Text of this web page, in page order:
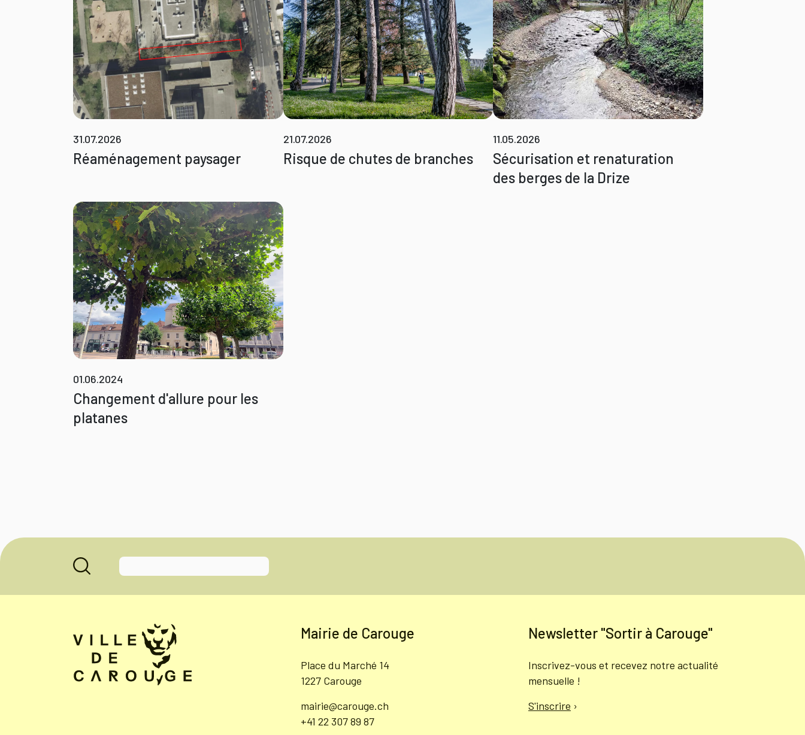
31.07.2026
Réaménagement paysager
21.07.2026
Risque de chutes de branches
11.05.2026
Sécurisation et renaturation
des berges de la Drize
01.06.2024
Changement d'allure pour les
platanes
Mairie de Carouge
Place du Marché 14
1227 Carouge
mairie@carouge.ch
+41 22 307 89 87
Newsletter "Sortir à Carouge"
Inscrivez-vous et recevez notre actualité
mensuelle !
S'inscrire ›